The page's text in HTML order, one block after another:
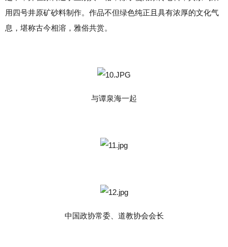
用四号井原矿砂料制作。作品不但绿色纯正且具有浓厚的文化气
息，堪称古今相溶，雅俗共赏。
与谭泉海一起
中国政协常委、道教协会会长